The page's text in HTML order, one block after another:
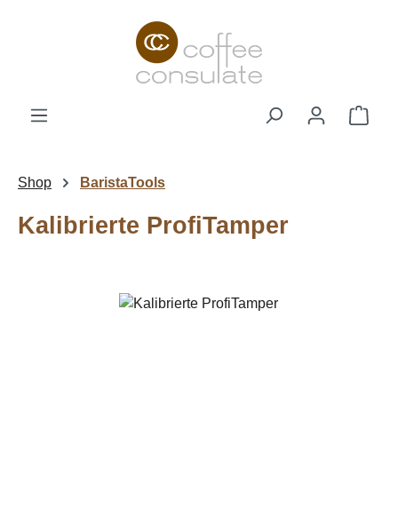
Zum Hauptinhalt springen
Shop BaristaTools
Kalibrierte ProfiTamper
Bildergalerie überspringen